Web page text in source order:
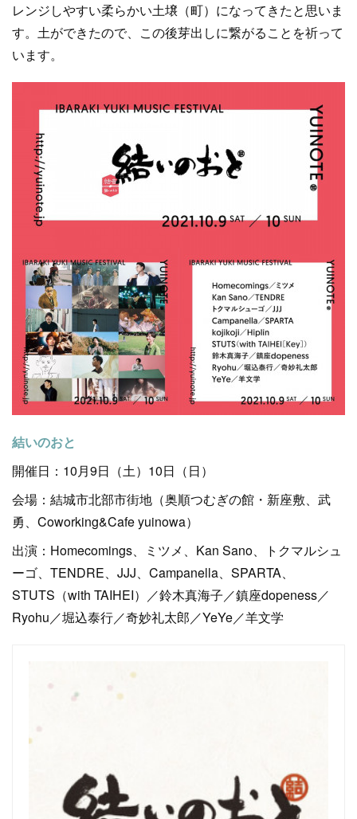
レンジしやすい柔らかい土壌（町）になってきたと思いま
す。土ができたので、この後芽出しに繋がることを祈って
います。
結いのおと
開催日：10月9日（土）10日（日）
会場：結城市北部市街地（奥順つむぎの館・新座敷、武
勇、Coworking&Cafe yuinowa）
出演：Homecomings、ミツメ、Kan Sano、トクマルシュ
ーゴ、TENDRE、JJJ、Campanella、SPARTA、
STUTS（with TAIHEI）／鈴木真海子／鎮座dopeness／
Ryohu／堀込泰行／奇妙礼太郎／YeYe／羊文学